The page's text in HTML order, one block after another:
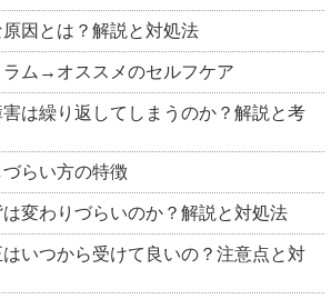
因とは？解説と対処法
ム→オススメのセルフケア
は繰り返してしまうのか？解説と考
らい方の特徴
変わりづらいのか？解説と対処法
いつから受けて良いの？注意点と対